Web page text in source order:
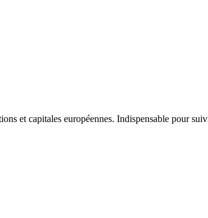
et capitales européennes. Indispensable pour